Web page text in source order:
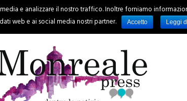
REGIONE EVENTI RUBRICHE SPORT
e analizzare il nostro traffico. Inoltre forniamo
web e ai social media nostri partner.
Accetto Leggi